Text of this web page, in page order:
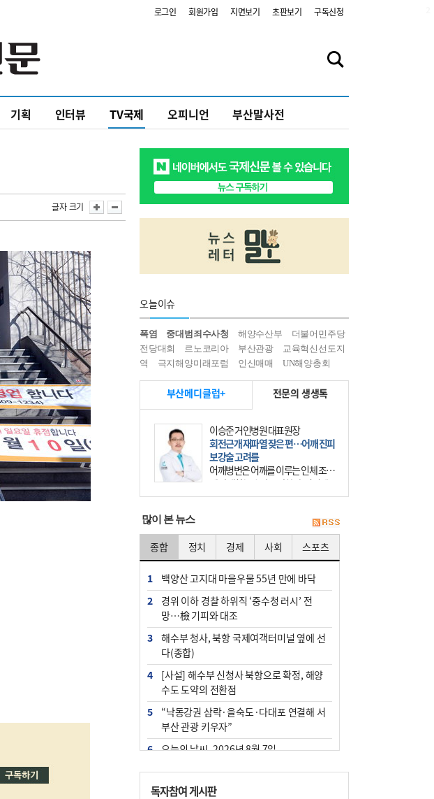
로그인 회원가입 지면보기 초판보기 구독신청
기획 인터뷰 TV국제 오피니언 부산말사전
글자 크기
오늘이슈
폭염 중대범죄수사청 해양수산부
더불어민주당
전당대회
르노코리아 부산관광
교육혁신선도지
역
극지해양미래포럼 인신매매 UN해양총회
부산메디클럽+ 전문의 생생톡
이승준 거인병원 대표원장
회전근개 재파열 잦은 편…어깨 진피
보강술 고려를
어깨병변은 어깨를 이루는 인체 조직
에 발생하는 손상을 말한다. 여기에
는 오십견과 회전근개 증후군, 어깨
많이 본 뉴스
종합 정치 경제 사회 스포츠
1
백양산 고지대 마을우물 55년 만에 바닥
2
경위 이하 경찰 하위직 ‘중수청 러시’ 전
망…檢 기피와 대조
3
해수부 청사, 북항 국제여객터미널 옆에 선
다(종합)
4
[사설] 해수부 신청사 북항으로 확정, 해양
수도 도약의 전환점
5
“낙동강권 삼락·을숙도·다대포 연결해 서
부산 관광 키우자”
6
오늘의 날씨- 2026년 8월 7일
7
부울경 주말부터 비소식…‘극한 폭염’ 한풀
꺾일 듯
독자참여 게시판